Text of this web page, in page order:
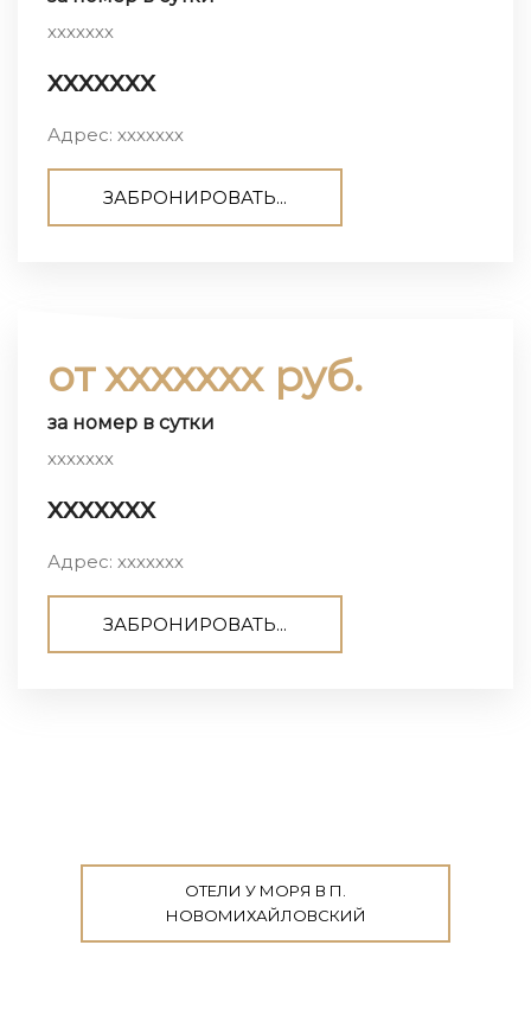
ххххххх
ххххххх
Адрес: ххххххх
ЗАБРОНИРОВАТЬ...
от ххххххх руб.
за номер в сутки
ххххххх
ххххххх
Адрес: ххххххх
ЗАБРОНИРОВАТЬ...
ОТЕЛИ У МОРЯ В П.
НОВОМИХАЙЛОВСКИЙ